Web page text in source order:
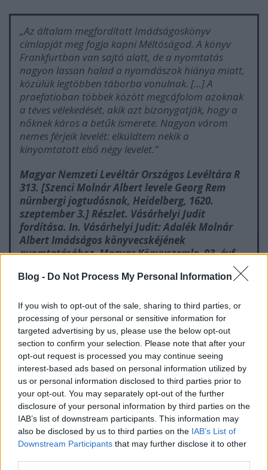
Blog - Do Not Process My Personal Information
If you wish to opt-out of the sale, sharing to third parties, or
processing of your personal or sensitive information for
targeted advertising by us, please use the below opt-out
section to confirm your selection. Please note that after your
opt-out request is processed you may continue seeing
interest-based ads based on personal information utilized by
us or personal information disclosed to third parties prior to
your opt-out. You may separately opt-out of the further
disclosure of your personal information by third parties on the
IAB’s list of downstream participants. This information may
also be disclosed by us to third parties on the IAB’s List of
Downstream Participants that may further disclose it to other
„Az általam megfordított Imádságoskönyv
címlapját meg fogja kapni Méltóságod. A könyv
Frankfurtban van sajtó alatt, de a nyomtatás
nagyon lassan halad a nyomdászok hiánya miatt,
közülük legtöbben táborba vonulnak. […] A
praefatioban többek között megcáfolom azoknak
a téves vélekedését, akik azt bizonygatják, hogy a
nőknek káros a betűk ismerete. Nagyon várom
nemes férjeik levelét: elküldtem nekik a
kinyomtatott első négy levelet.”
Magyar Nemzeti Levéltár Országos Levéltára R
313. [Szenci Molnár Albert levele Georg Rem
nürnbergi jogtudósnak, Heidelberg, 1620.
szeptember 3.] Részlet. Vásárhelyi Judit
fordítása. In. Vásárhelyi Judit: Adalék Molnár
Albert Imádságos könyvecskéjének
nyomtatásához, Magyar Könyvszemle, 93. évf.,
Archívum
A nyomdai munkálatok azonban Frankfurtban olyan
lassan haladtak, hogy a kötet kiadói: David és Daniel
Aubry és Clemens Schleich végül nem saját
frankfurti nyomdájukban, hanem Heidelbergben
jelentették meg Molnár munkáját. Erre utal a
címlapon az impresszumban Heidelberg mint
kiadási hely. A nyomtatás azonban ott sem a
terveknek megfelelően alakulhatott. Az MDCXX
évszámot rányomtatták ugyan a címlapra, de a
kiadás végül is a következő évre csúszott át. Ezt
árulja el a címlap alján lévő, eredetiMDCXXévszám